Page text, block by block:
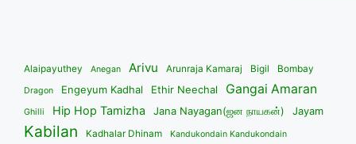
Alaipayuthey Anegan Arivu Arunraja Kamaraj Bigil Bombay
Dragon Engeyum Kadhal Ethir Neechal Gangai Amaran
Ghilli Hip Hop Tamizha Jana Nayagan(ஜன நாயகன்) Jayam
Kabilan Kadhalar Dhinam Kandukondain Kandukondain